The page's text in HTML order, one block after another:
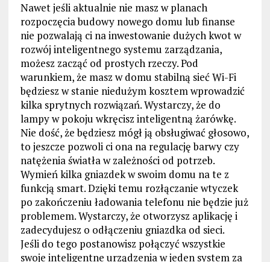
Nawet jeśli aktualnie nie masz w planach
rozpoczęcia budowy nowego domu lub finanse
nie pozwalają ci na inwestowanie dużych kwot w
rozwój inteligentnego systemu zarządzania,
możesz zacząć od prostych rzeczy. Pod
warunkiem, że masz w domu stabilną sieć Wi-Fi
będziesz w stanie niedużym kosztem wprowadzić
kilka sprytnych rozwiązań. Wystarczy, że do
lampy w pokoju wkręcisz inteligentną żarówkę.
Nie dość, że będziesz mógł ją obsługiwać głosowo,
to jeszcze pozwoli ci ona na regulację barwy czy
natężenia światła w zależności od potrzeb.
Wymień kilka gniazdek w swoim domu na te z
funkcją smart. Dzięki temu rozłączanie wtyczek
po zakończeniu ładowania telefonu nie będzie już
problemem. Wystarczy, że otworzysz aplikację i
zadecydujesz o odłączeniu gniazdka od sieci.
Jeśli do tego postanowisz połączyć wszystkie
swoje inteligentne urządzenia w jeden system za